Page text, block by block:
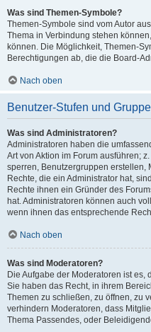
Was sind Themen-Symbole?
Themen-Symbole sind vom Autor
Thema in Verbindung stehen
können. Die Möglichkeit, Themen-
Berechtigungen ab, die die Board-
Nach oben
Benutzer-Stufen und
Was sind Administratoren?
Administratoren haben die
Art von Aktion im Forum ausführen;
sperren, Benutzergruppen erstellen,
Rechte, die ein Administrator hat,
Rechte ihnen ein Gründer des
hat. Administratoren können auch
wenn ihnen das entsprechende
Nach oben
Was sind Moderatoren?
Die Aufgabe der Moderatoren ist
Sie haben das Recht, in ihrem
Themen zu schließen, zu öffnen, zu
verhindern Moderatoren, dass
Thema Passendes, oder